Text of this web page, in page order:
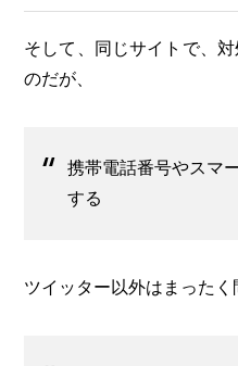
そして、同じサイトで、
のだが、
携帯電話番号やスマ
する
ツイッター以外はまったく